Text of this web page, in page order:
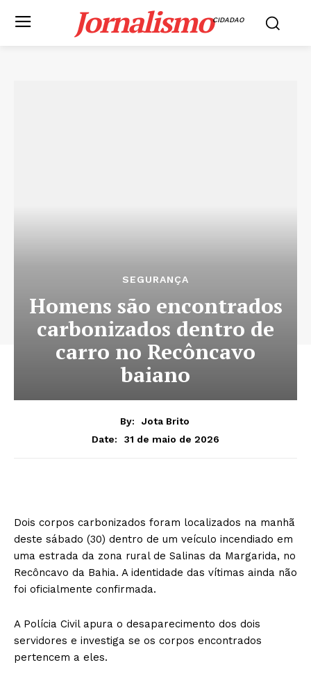
JornalismoCIDADAO
SEGURANÇA
Homens são encontrados
carbonizados dentro de
carro no Recôncavo
baiano
By:
Jota Brito
Date:
31 de maio de 2026
Dois corpos carbonizados foram localizados na manhã
deste sábado (30) dentro de um veículo incendiado em
uma estrada da zona rural de Salinas da Margarida, no
Recôncavo da Bahia. A identidade das vítimas ainda não
foi oficialmente confirmada.
A Polícia Civil apura o desaparecimento dos dois
servidores e investiga se os corpos encontrados
pertencem a eles.